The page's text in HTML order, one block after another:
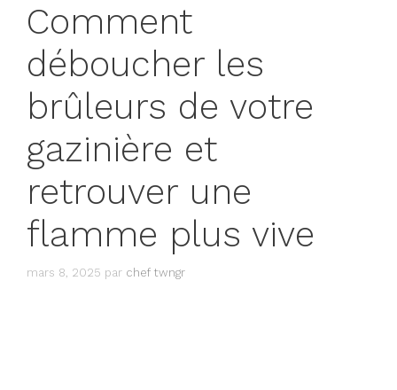
Comment
déboucher les
brûleurs de votre
gazinière et
retrouver une
flamme plus vive
mars 8, 2025 par chef twngr